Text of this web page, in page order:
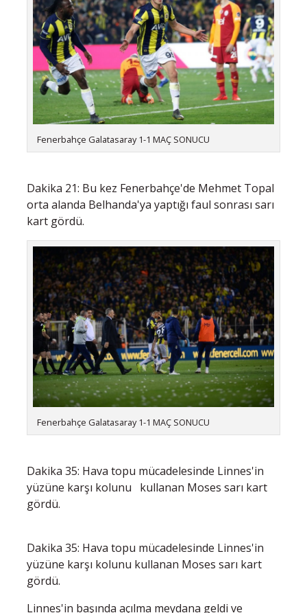
Fenerbahçe Galatasaray 1-1 MAÇ SONUCU
Dakika 21: Bu kez Fenerbahçe'de Mehmet Topal
orta alanda Belhanda'ya yaptığı faul sonrası sarı
kart gördü.
Fenerbahçe Galatasaray 1-1 MAÇ SONUCU
Dakika 35: Hava topu mücadelesinde Linnes'in
yüzüne karşı kolunu kullanan Moses sarı kart
gördü.
Dakika 35: Hava topu mücadelesinde Linnes'in
yüzüne karşı kolunu kullanan Moses sarı kart
gördü.
Linnes'in başında açılma meydana geldi ve